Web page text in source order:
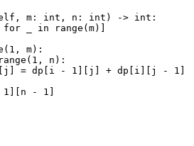
m: int, n: int) -> int:
_ in range(m)]
m):
n):
= dp[i - 1][j] + dp[i][j - 1]
- 1]